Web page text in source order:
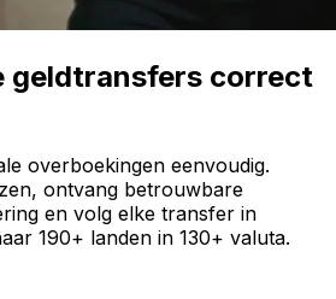
geldtransfers correct
overboekingen eenvoudig.
ontvang betrouwbare
en volg elke transfer in
190+ landen in 130+ valuta.